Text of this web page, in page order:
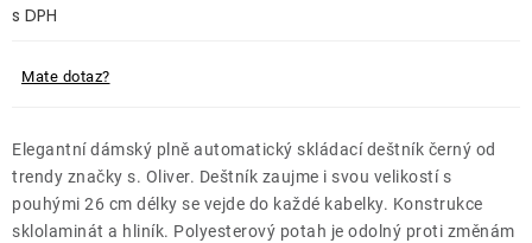
O nás
Kontakty
Mate dotaz?
Elegantní dámský plně automatický skládací deštník černý od
trendy značky s. Oliver. Deštník zaujme i svou velikostí s
pouhými 26 cm délky se vejde do každé kabelky. Konstrukce
sklolaminát a hliník. Polyesterový potah je odolný proti změnám